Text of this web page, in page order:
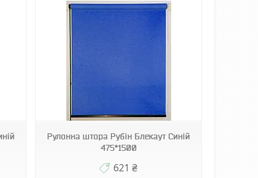
Рулонна штора Рубін Блекаут Синій
475*1500
621 ₴